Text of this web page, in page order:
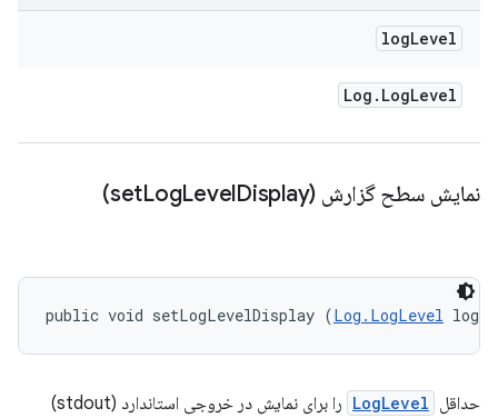
logLevel
Log . LogLevel
نمایش سطح گزارش (set LogLevelDisplay)
public void setLogLevelDisplay (Log.LogLevel
حداقل LogLevel
را برای نمایش در خروجی استاندارد (stdout)